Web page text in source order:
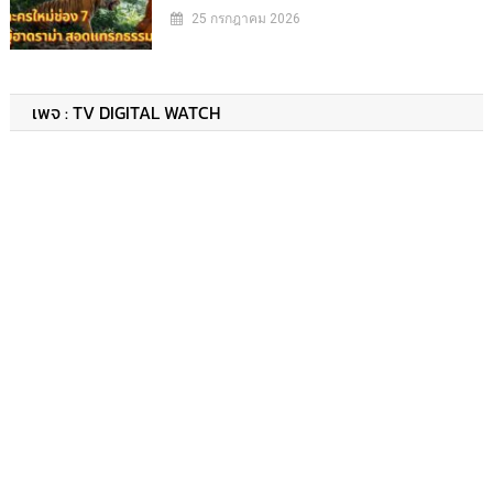
25 กรกฎาคม 2026
เพจ : TV DIGITAL WATCH